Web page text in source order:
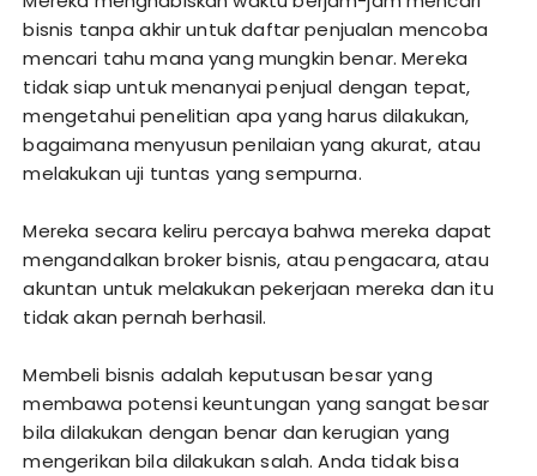
bisnis tanpa akhir untuk daftar penjualan mencoba
mencari tahu mana yang mungkin benar. Mereka
tidak siap untuk menanyai penjual dengan tepat,
mengetahui penelitian apa yang harus dilakukan,
bagaimana menyusun penilaian yang akurat, atau
melakukan uji tuntas yang sempurna.
Mereka secara keliru percaya bahwa mereka dapat
mengandalkan broker bisnis, atau pengacara, atau
akuntan untuk melakukan pekerjaan mereka dan itu
tidak akan pernah berhasil.
Membeli bisnis adalah keputusan besar yang
membawa potensi keuntungan yang sangat besar
bila dilakukan dengan benar dan kerugian yang
mengerikan bila dilakukan salah. Anda tidak bisa